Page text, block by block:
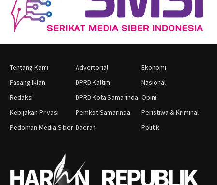
Tentang Kami
Pasang Iklan
Redaksi
Kebijakan Privasi
Pedoman Media Siber
Advertorial
DPRD Kaltim
DPRD Kota Samarinda
Pemkot Samarinda
Daerah
Ekonomi
Nasional
Opini
Peristiwa & Kriminal
Politik